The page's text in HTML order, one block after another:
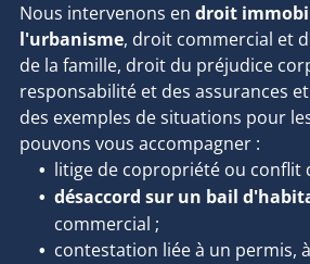
Nous intervenons en droit
l'urbanisme, droit commercial et
de la famille, droit du préjudice
responsabilité et des assurances
des exemples de situations pour
pouvons vous accompagner :
litige de copropriété ou conflit
désaccord sur un bail
commercial ;
contestation liée à un permis,